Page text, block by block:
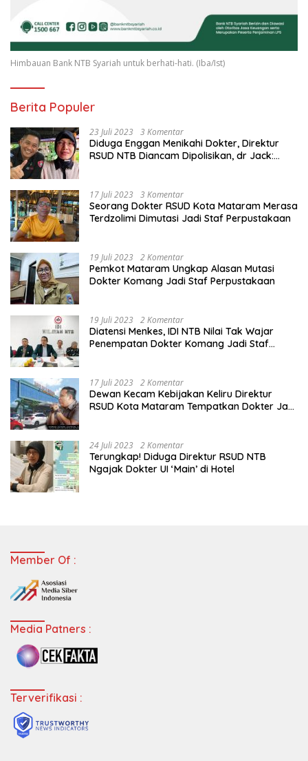
Himbauan Bank NTB Syariah untuk berhati-hati. (Iba/Ist)
Berita Populer
23 Juli 2023 3 Komentar
Diduga Enggan Menikahi Dokter, Direktur
RSUD NTB Diancam Dipolisikan, dr Jack:
17 Juli 2023 3 Komentar
Seorang Dokter RSUD Kota Mataram Merasa
Terdzolimi Dimutasi Jadi Staf Perpustakaan
19 Juli 2023 2 Komentar
Pemkot Mataram Ungkap Alasan Mutasi
Dokter Komang Jadi Staf Perpustakaan
19 Juli 2023 2 Komentar
Diatensi Menkes, IDI NTB Nilai Tak Wajar
Penempatan Dokter Komang Jadi Staf
17 Juli 2023 2 Komentar
Dewan Kecam Kebijakan Keliru Direktur
RSUD Kota Mataram Tempatkan Dokter Jadi
24 Juli 2023 2 Komentar
Terungkap! Diduga Direktur RSUD NTB
Ngajak Dokter UI ‘Main’ di Hotel
Member Of :
Media Patners :
Terverifikasi :